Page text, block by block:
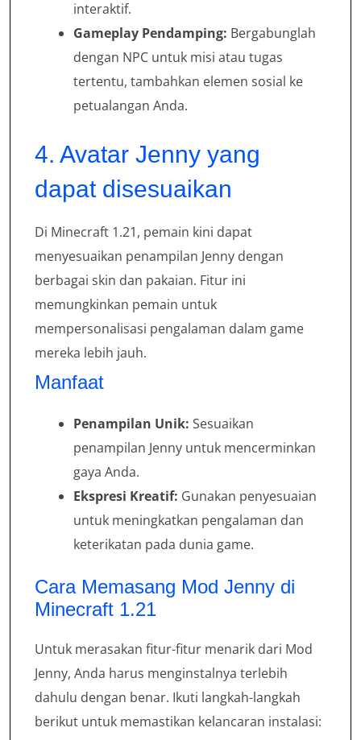
interaktif.
Gameplay Pendamping: Bergabunglah
dengan NPC untuk misi atau tugas
tertentu, tambahkan elemen sosial ke
petualangan Anda.
4. Avatar Jenny yang
dapat disesuaikan
Di Minecraft 1.21, pemain kini dapat
menyesuaikan penampilan Jenny dengan
berbagai skin dan pakaian. Fitur ini
memungkinkan pemain untuk
mempersonalisasi pengalaman dalam game
mereka lebih jauh.
Manfaat
Penampilan Unik: Sesuaikan
penampilan Jenny untuk mencerminkan
gaya Anda.
Ekspresi Kreatif: Gunakan penyesuaian
untuk meningkatkan pengalaman dan
keterikatan pada dunia game.
Cara Memasang Mod Jenny di
Minecraft 1.21
Untuk merasakan fitur-fitur menarik dari Mod
Jenny, Anda harus menginstalnya terlebih
dahulu dengan benar. Ikuti langkah-langkah
berikut untuk memastikan kelancaran instalasi: